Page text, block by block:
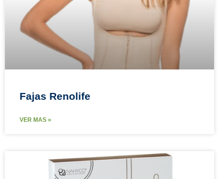
Fajas Renolife
VER MAS »